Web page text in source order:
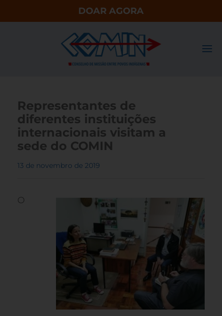
DOAR AGORA
Representantes de
diferentes instituições
internacionais visitam a
sede do COMIN
13 de novembro de 2019
O